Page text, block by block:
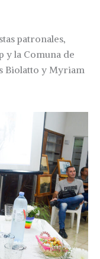
patronales,
y la Comuna de
Biolatto y Myriam